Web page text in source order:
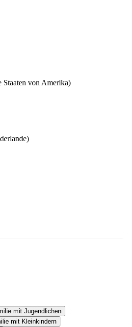
Staaten von Amerika)
mit Jugendlichen
mit Kleinkindern